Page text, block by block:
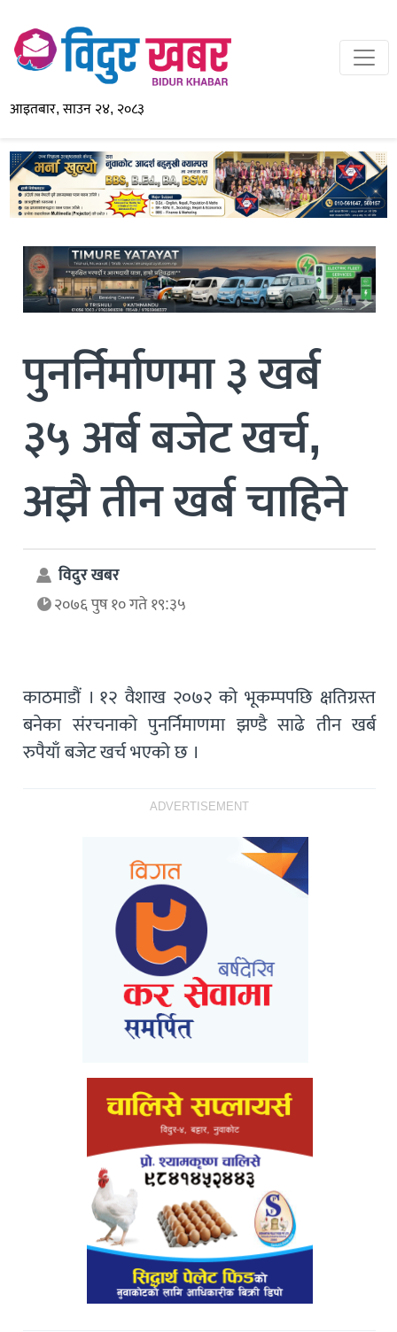
आइतबार, साउन २४, २०८३
पुनर्निर्माणमा ३ खर्ब
३५ अर्ब बजेट खर्च,
अझै तीन खर्ब चाहिने
विदुर खबर
२०७६ पुष १० गते १९:३५
काठमाडौं । १२ वैशाख २०७२ को भूकम्पपछि क्षतिग्रस्त
बनेका संरचनाको पुनर्निमाणमा झण्डै साढे तीन खर्ब
रुपैयाँ बजेट खर्च भएको छ ।
ADVERTISEMENT